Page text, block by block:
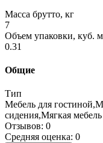
Масса брутто, кг
7
Объем упаковки, куб. м
0.31
Общие
Тип
Мебель для
сидения,Мягкая
Отзывов: 0
Средняя оценка: 0